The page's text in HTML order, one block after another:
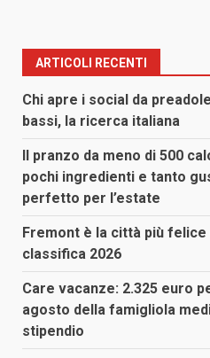
ARTICOLI RECENTI
Chi apre i social da
bassi, la ricerca italiana
Il pranzo da meno di 500
pochi ingredienti e tanto
perfetto per l’estate
Fremont è la città più
classifica 2026
Care vacanze: 2.325 euro
agosto della famigliola
stipendio